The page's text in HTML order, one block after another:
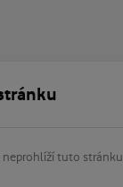
neprohlíží tuto stránku